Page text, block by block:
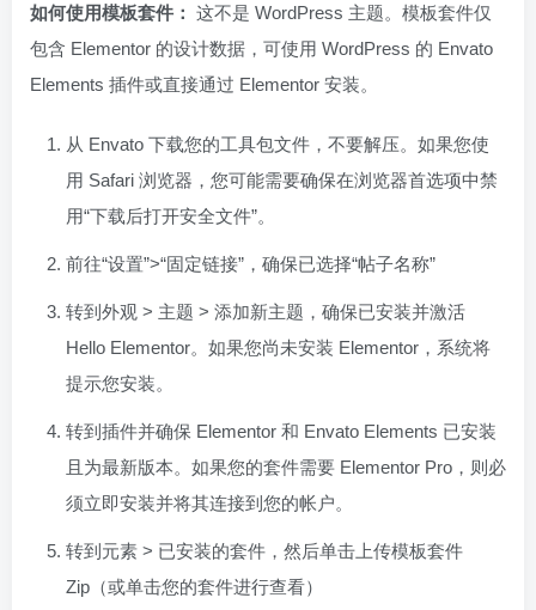
如何使用模板套件： 这不是 WordPress 主题。模板套件仅
包含 Elementor 的设计数据，可使用 WordPress 的 Envato
Elements 插件或直接通过 Elementor 安装。
从 Envato 下载您的工具包文件，不要解压。如果您使
用 Safari 浏览器，您可能需要确保在浏览器首选项中禁
用“下载后打开安全文件”。
前往“设置”>“固定链接”，确保已选择“帖子名称”
转到外观 > 主题 > 添加新主题，确保已安装并激活
Hello Elementor。如果您尚未安装 Elementor，系统将
提示您安装。
转到插件并确保 Elementor 和 Envato Elements 已安装
且为最新版本。如果您的套件需要 Elementor Pro，则必
须立即安装并将其连接到您的帐户。
转到元素 > 已安装的套件，然后单击上传模板套件
Zip（或单击您的套件进行查看）